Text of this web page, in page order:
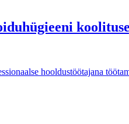
hooldustöötajana